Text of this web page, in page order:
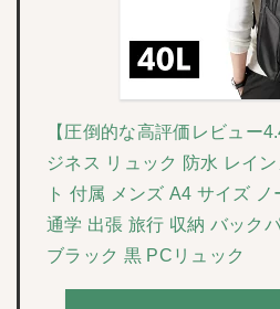
【圧倒的な高評価レビュー
ジネス リュック 防水 レイ
ト 付属 メンズ A4 サイズ
通学 出張 旅行 収納 バック
ブラック 黒 PCリュック